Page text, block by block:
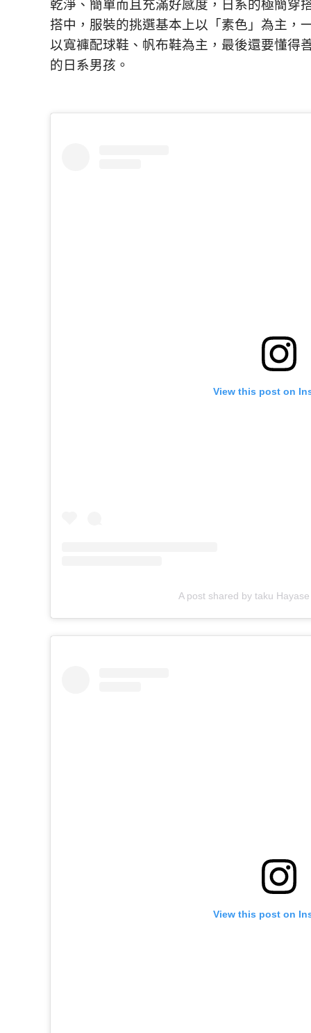
乾淨、簡單而且充滿好感度，日系的極簡穿
搭中，服裝的挑選基本上以「素色」為主，
以寬褲配球鞋、帆布鞋為主，最後還要懂得
的日系男孩。
View this post on
A post shared by taku
View this post on